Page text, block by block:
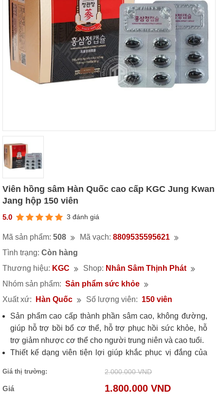
Viên hồng sâm Hàn Quốc cao cấp KGC Jung Kwan
Jang hộp 150 viên
5.0 3 đánh giá
Mã sản phẩm: 508 Mã vạch: 8809535595621
Tình trạng: Còn hàng
Thương hiệu: KGC Shop: Nhân Sâm Thịnh Phát
Nhóm sản phẩm: Sản phẩm sức khỏe
Xuất xứ:
Hàn Quốc Số lượng viên: 150 viên
Sản phẩm cao cấp thành phần sâm cao, không đường,
giúp hỗ trợ bồi bổ cơ thể, hỗ trợ phục hồi sức khỏe, hỗ
trợ giảm nhược cơ thể cho người trung niên và cao tuổi.
Thiết kế dạng viên tiện lợi giúp khắc phục vị đắng của
xuyên di chuyển.
Giá thị trường: 2.000.000 VND
Giá 1.800.000 VND